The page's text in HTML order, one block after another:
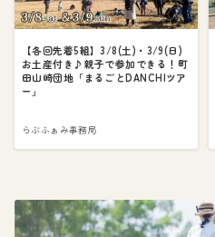
【各回先着5組】3/8(土)・3/9(日)
お土産付き♪親子で参加できる！町
田山崎団地「まるごとDANCHIツア
ー」
らぶふぁみ事務局